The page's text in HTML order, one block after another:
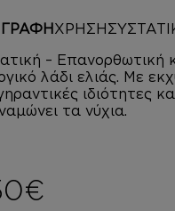
ΧΡΗΣΗ
– Επανορθωτική
λάδι ελιάς. Με
ιδιότητες
τα νύχια.
€